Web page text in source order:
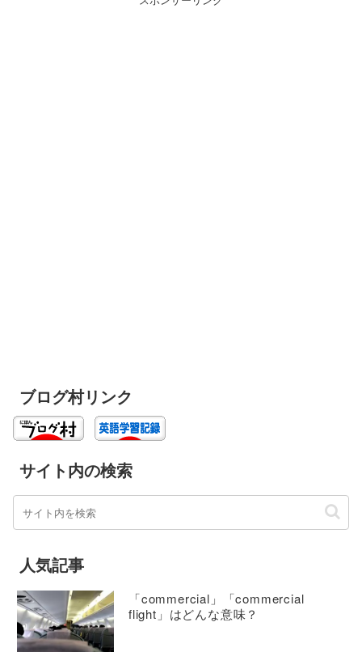
ブログ村リンク
サイト内の検索
人気記事
「commercial」「commercial
flight」はどんな意味？